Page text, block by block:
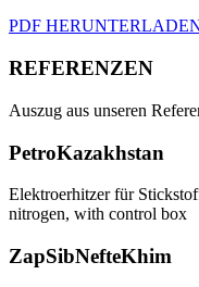
PDF
REFERENZEN
Auszug aus unseren
PetroKazakhstan
Elektroerhitzer für
nitrogen, with control box
ZapSibNefteKhim